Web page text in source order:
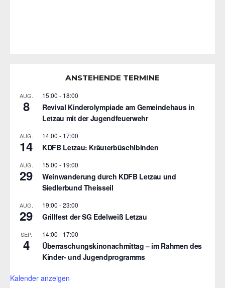
ANSTEHENDE TERMINE
AUG.
8
15:00 - 18:00
Revival Kinderolympiade am Gemeindehaus in
Letzau mit der Jugendfeuerwehr
AUG.
14
14:00 - 17:00
KDFB Letzau: Kräuterbüschlbinden
AUG.
29
15:00 - 19:00
Weinwanderung durch KDFB Letzau und
Siedlerbund Theisseil
AUG.
29
19:00 -23:00
Grillfest der SG Edelweiß Letzau
SEP.
4
14:00 - 17:00
Überraschungskinonachmittag – im Rahmen des
Kinder- und Jugendprogramms
Kalender anzeigen